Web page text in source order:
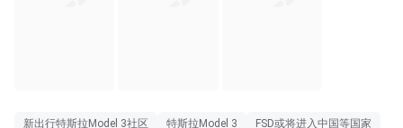
新出行特斯拉Model 3社区 特斯拉Model 3 FSD或将进入中国等国家